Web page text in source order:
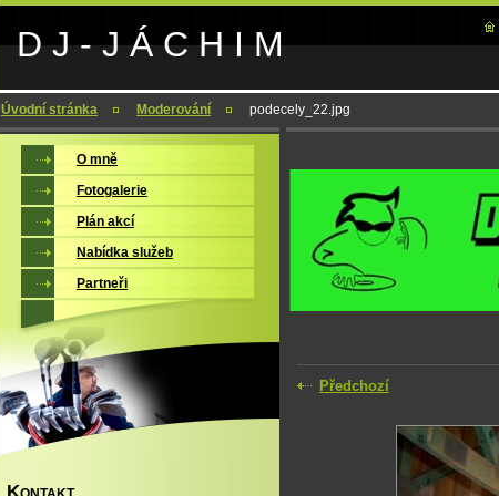
D J - J Á C H I M
Úvodní stránka Moderování podecely_22.jpg
Předchozí
O mně
Fotogalerie
Plán akcí
Nabídka služeb
Partneři
K